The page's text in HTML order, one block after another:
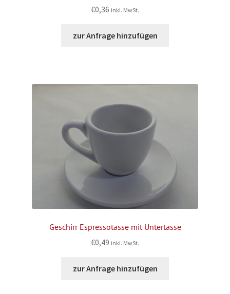
€0,36 inkl. MwSt.
zur Anfrage hinzufügen
Geschirr Espressotasse mit Untertasse
€0,49 inkl. MwSt.
zur Anfrage hinzufügen